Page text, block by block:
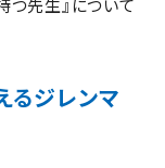
つ先生』について
るジレンマ